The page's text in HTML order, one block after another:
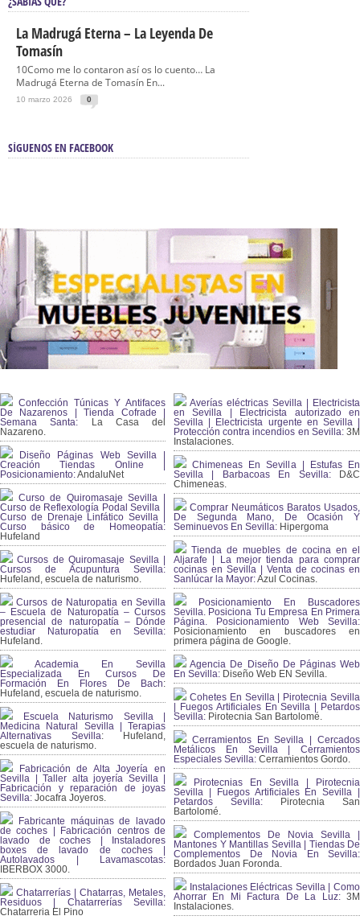
La Madrugá Eterna – La Leyenda De
Tomasín
10Como me lo contaron así os lo cuento… La
Madrugá Eterna de Tomasín En...
10 marzo 2026 0
SÍGUENOS EN FACEBOOK
Confección Túnicas Y Antifaces
De Nazarenos | Tienda Cofrade |
Semana Santa: La Casa del
Nazareno.
Diseño Páginas Web Sevilla |
Creación Tiendas Online |
Posicionamiento:AndaluNet
Curso de Quiromasaje Sevilla |
Curso de Reflexología Podal Sevilla |
Curso de Drenaje Linfático Sevilla |
Curso básico de Homeopatía:
Hufeland
Cursos de Quiromasaje Sevilla |
Cursos de Acupuntura Sevilla:
Hufeland, escuela de naturismo.
Cursos de Naturopatia en Sevilla
– Escuela de Naturopatía – Cursos
presencial de naturopatía – Dónde
estudiar Naturopatía en Sevilla:
Hufeland.
Academia En Sevilla
Especializada En Cursos De
Formación En Flores De Bach:
Hufeland, escuela de naturismo.
Escuela Naturismo Sevilla |
Medicina Natural Sevilla | Terapias
Alternativas Sevilla: Hufeland,
escuela de naturismo.
Fabricación de Alta Joyería en
Sevilla | Taller alta joyería Sevilla |
Fabricación y reparación de joyas
Sevilla: Jocafra Joyeros.
Fabricante máquinas de lavado
de coches | Fabricación centros de
lavado de coches | Instaladores
boxes de lavado de coches |
Autolavados | Lavamascotas:
IBERBOX 3000.
Chatarrerías | Chatarras, Metales,
Residuos | Chatarrerías Sevilla:
Chatarreria El Pino
Averías eléctricas Sevilla | Electricista
en Sevilla | Electricista autorizado en
Sevilla | Electricista urgente en Sevilla |
Protección contra incendios en Sevilla:3M
Instalaciones.
Chimeneas En Sevilla | Estufas En
Sevilla | Barbacoas En Sevilla:D&C
Chimeneas.
Comprar Neumáticos Baratos Usados,
De Segunda Mano, De Ocasión Y
Seminuevos En Sevilla: Hipergoma
Tienda de muebles de cocina en el
Aljarafe | La mejor tienda para comprar
cocinas en Sevilla | Venta de cocinas en
Sanlúcar la Mayor:Azul Cocinas.
Posicionamiento En Buscadores
Sevilla. Posiciona Tu Empresa En Primera
Página. Posicionamiento Web Sevilla:
Posicionamiento en buscadores en
primera página de Google.
Agencia De Diseño De Páginas Web
En Sevilla: Diseño Web EN Sevilla.
Cohetes En Sevilla | Pirotecnia Sevilla
| Fuegos Artificiales En Sevilla | Petardos
Sevilla: Pirotecnia San Bartolomé.
Cerramientos En Sevilla | Cercados
Metálicos En Sevilla | Cerramientos
Especiales Sevilla: Cerramientos Gordo.
Pirotecnias En Sevilla | Pirotecnia
Sevilla | Fuegos Artificiales En Sevilla |
Petardos Sevilla: Pirotecnia San
Bartolomé.
Complementos De Novia Sevilla |
Mantones Y Mantillas Sevilla | Tiendas De
Complementos De Novia En Sevilla:
Bordados Juan Foronda.
Instalaciones Eléctricas Sevilla | Como
Ahorrar En Mi Factura De La Luz:3M
Instalaciones.